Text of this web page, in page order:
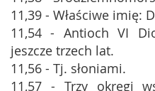
11,39 - Właściwe imię:
11,54 - Antioch VI
jeszcze trzech lat.
11,56 - Tj. słoniami.
11,57 - Trzy okręgi